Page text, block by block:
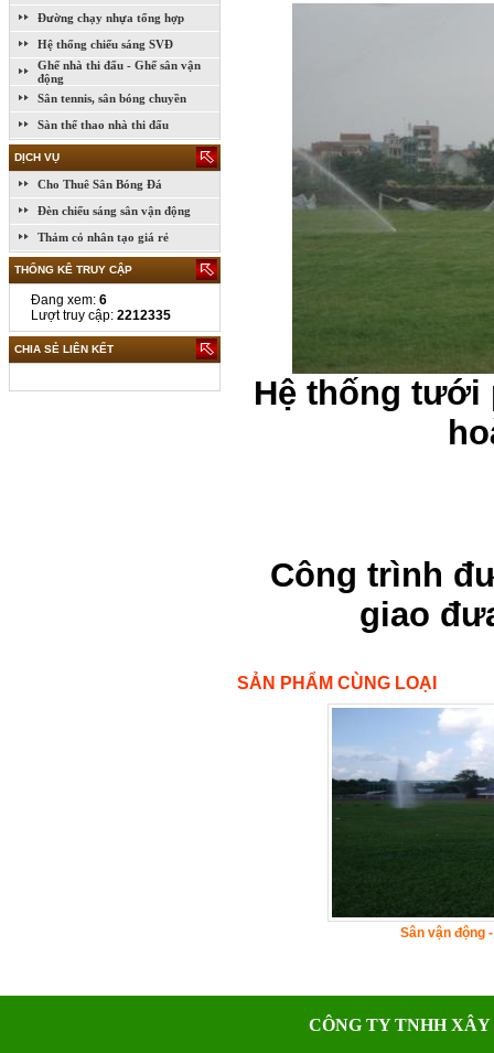
Đường chạy nhựa tổng hợp
Hệ thống chiếu sáng SVĐ
Ghế nhà thi đấu - Ghế sân vận
động
Sân tennis, sân bóng chuyền
Sàn thể thao nhà thi đấu
DỊCH VỤ
Cho Thuê Sân Bóng Đá
Đèn chiếu sáng sân vận động
Thảm cỏ nhân tạo giá rẻ
THỐNG KÊ TRUY CẬP
Đang xem: 6
Lượt truy cập: 2212335
CHIA SẺ LIÊN KẾT
Hệ thống tưới
Công trình
giao
SẢN PHẨM CÙNG LOẠI
Sân vận động
CÔNG TY TNHH